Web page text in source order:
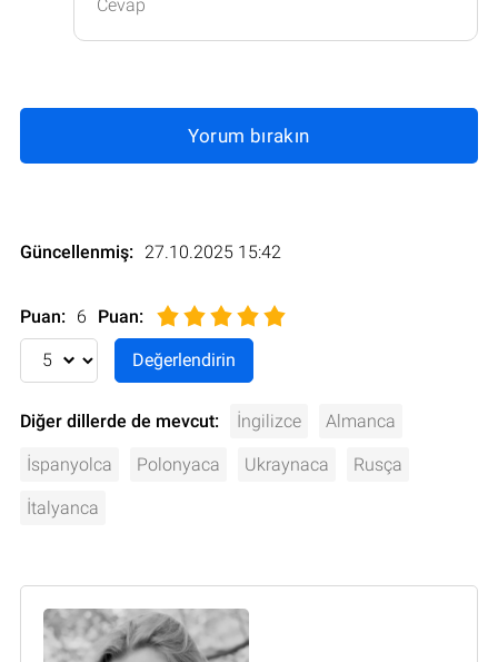
Cevap
Yorum bırakın
Güncellenmiş: 27.10.2025 15:42
Puan: 6 Puan:
Diğer dillerde de mevcut: İngilizce Almanca
İspanyolca Polonyaca Ukraynaca Rusça
İtalyanca